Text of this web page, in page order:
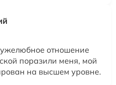
отношение
поразили меня, мой
на высшем уровне.